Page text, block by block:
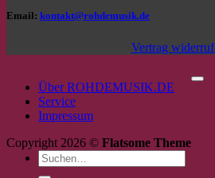
Email: kontakt@rohdemusik.de
Vertrag
Über ROHDEMUSIK.DE
Service
Impressum
Copyright 2026 © Flatsome Theme
Suchen
nach: